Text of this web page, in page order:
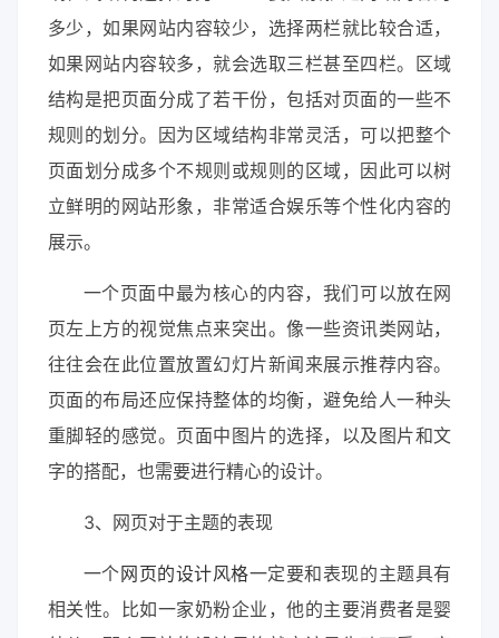
多少，如果网站内容较少，选择两栏就比较合适，
如果网站内容较多，就会选取三栏甚至四栏。区域
结构是把页面分成了若干份，包括对页面的一些不
规则的划分。因为区域结构非常灵活，可以把整个
页面划分成多个不规则或规则的区域，因此可以树
立鲜明的网站形象，非常适合娱乐等个性化内容的
展示。
一个页面中最为核心的内容，我们可以放在网
页左上方的视觉焦点来突出。像一些资讯类网站，
往往会在此位置放置幻灯片新闻来展示推荐内容。
页面的布局还应保持整体的均衡，避免给人一种头
重脚轻的感觉。页面中图片的选择，以及图片和文
字的搭配，也需要进行精心的设计。
3、网页对于主题的表现
一个网页的设计风格一定要和表现的主题具有
相关性。比如一家奶粉企业，他的主要消费者是婴